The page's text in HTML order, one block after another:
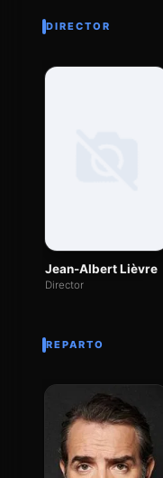
DIRECTOR
Jean-Albert Lièvre
Director
REPARTO